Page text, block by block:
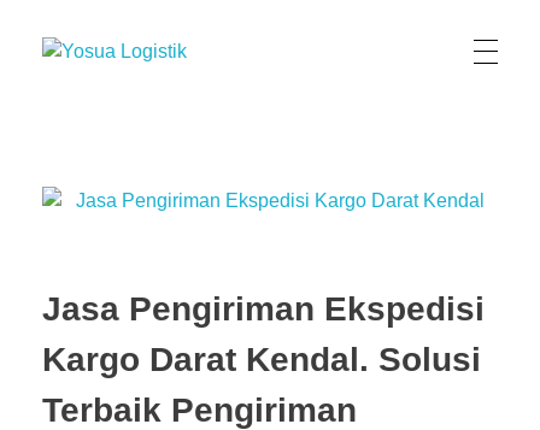
Jasa Pengiriman Ekspedisi
Kargo Darat Kendal. Solusi
Terbaik Pengiriman